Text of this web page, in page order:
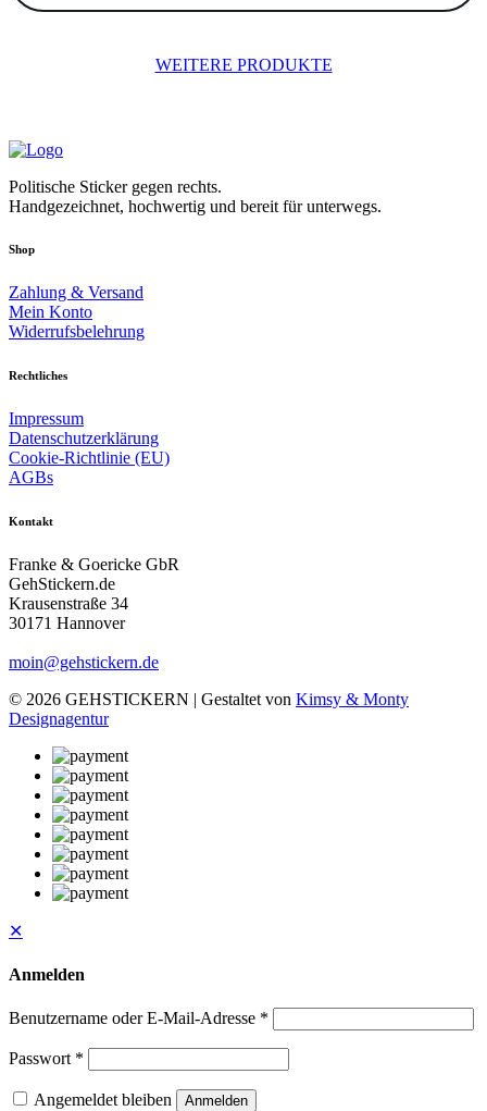
WEITERE PRODUKTE
Politische Sticker gegen rechts.
Handgezeichnet, hochwertig und bereit für unterwegs.
Shop
Zahlung & Versand
Mein Konto
Widerrufsbelehrung
Rechtliches
Impressum
Datenschutzerklärung
Cookie-Richtlinie (EU)
AGBs
Kontakt
Franke & Goericke GbR
GehStickern.de
Krausenstraße 34
30171 Hannover
moin@gehstickern.de
© 2026 GEHSTICKERN | Gestaltet von Kimsy & Monty
Designagentur
✕
Anmelden
Benutzername oder E-Mail-Adresse *
Passwort *
Angemeldet bleiben Anmelden